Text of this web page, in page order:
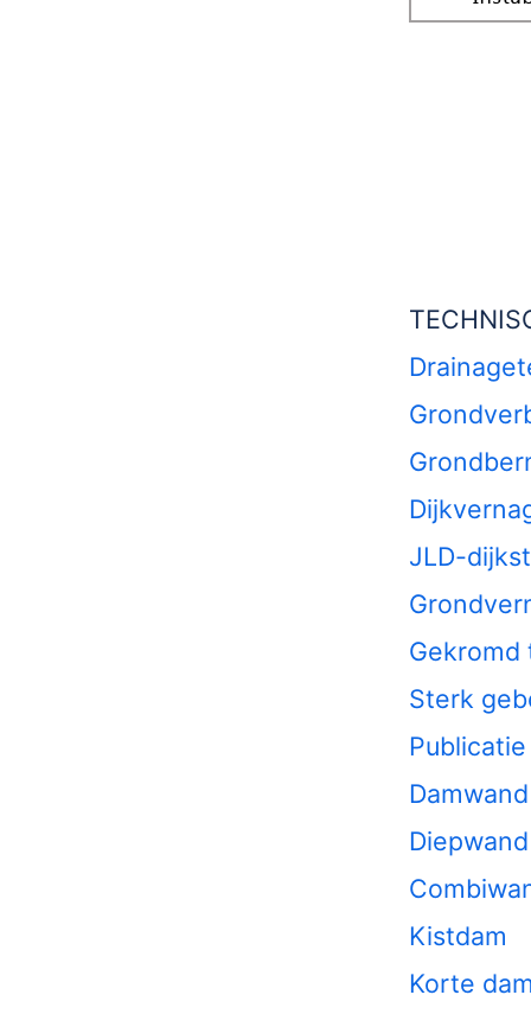
JLD-
Gekromd
Sterk
Damwand
Kistdam
Korte